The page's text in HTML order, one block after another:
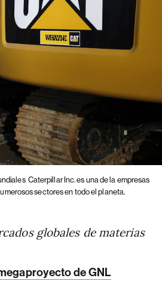
Caterpillar Inc. es una de la empresas
sectores en todo el planeta.
globales de materias
de GNL